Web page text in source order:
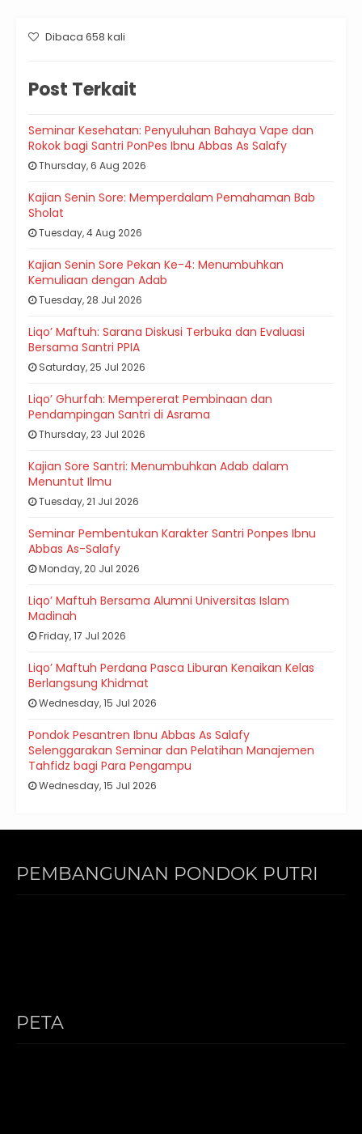
Dibaca 658 kali
Post Terkait
Seminar Kesehatan: Penyuluhan Bahaya Vape dan
Rokok bagi Santri PonPes Ibnu Abbas As Salafy
Thursday, 6 Aug 2026
Kajian Senin Sore: Memperdalam Pemahaman Bab
Sholat
Tuesday, 4 Aug 2026
Kajian Senin Sore Pekan Ke-4: Menumbuhkan
Kemuliaan dengan Adab
Tuesday, 28 Jul 2026
Liqo’ Maftuh: Sarana Diskusi Terbuka dan Evaluasi
Bersama Santri PPIA
Saturday, 25 Jul 2026
Liqo’ Ghurfah: Mempererat Pembinaan dan
Pendampingan Santri di Asrama
Thursday, 23 Jul 2026
Kajian Sore Santri: Menumbuhkan Adab dalam
Menuntut Ilmu
Tuesday, 21 Jul 2026
Seminar Pembentukan Karakter Santri Ponpes Ibnu
Abbas As-Salafy
Monday, 20 Jul 2026
Liqo’ Maftuh Bersama Alumni Universitas Islam
Madinah
Friday, 17 Jul 2026
Liqo’ Maftuh Perdana Pasca Liburan Kenaikan Kelas
Berlangsung Khidmat
Wednesday, 15 Jul 2026
Pondok Pesantren Ibnu Abbas As Salafy
Selenggarakan Seminar dan Pelatihan Manajemen
Tahfidz bagi Para Pengampu
Wednesday, 15 Jul 2026
PEMBANGUNAN PONDOK PUTRI
PETA